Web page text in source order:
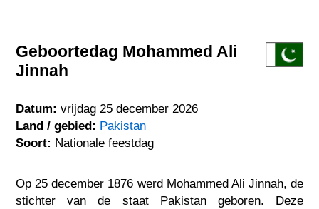
Geboortedag Mohammed Ali
Jinnah
Datum: vrijdag 25 december 2026
Land / gebied: Pakistan
Soort: Nationale feestdag
Op 25 december 1876 werd Mohammed Ali Jinnah, de
stichter van de staat Pakistan geboren. Deze